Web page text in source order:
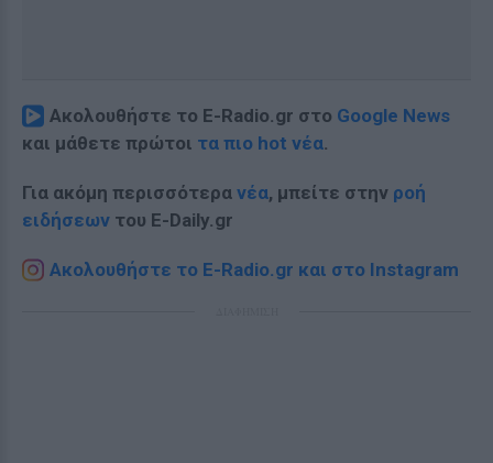
Ακολουθήστε το E-Radio.gr στο Google News
και μάθετε πρώτοι τα πιο hot νέα.
Για ακόμη περισσότερα νέα, μπείτε στην ροή
ειδήσεων του E-Daily.gr
Ακολουθήστε το E-Radio.gr και στο Instagram